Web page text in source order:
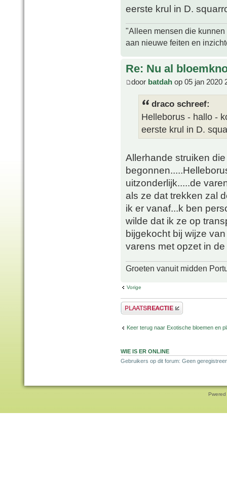
eerste krul in D.
"Alleen mensen die
aan nieuwe feiten en
Re: Nu al
door batdah op 05 jan 2020
draco schreef:
Helleborus - hallo -
eerste krul in D.
Allerhande struiken
uitzonderlijk.....de
als ze dat trekken zal
ik er vanaf...k ben
wilde dat ik ze op
bijgekocht bij wijze
varens met opzet in
Groeten vanuit midden
Vorige
Plaats een reactie
Keer terug naar Exotische bloemen en
WIE IS ER ONLINE
Gebruikers op dit forum: Geen